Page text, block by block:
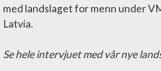
med landslaget for menn under
Latvia.
Se hele intervjuet med vår nye